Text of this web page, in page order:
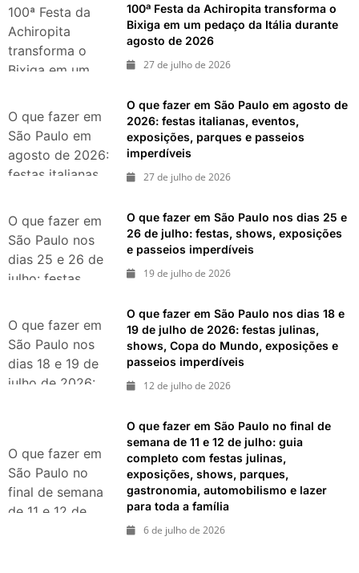
dias 8 e 9 de
agosto de 2026
100ª Festa da
Achiropita
transforma o
Bixiga em um
durante agosto
de 2026
100ª Festa da Achiropita transforma o
Bixiga em um pedaço da Itália durante
agosto de 2026
27 de julho de 2026
O que fazer em
São Paulo em
agosto de 2026:
festas italianas,
exposições,
parques e
passeios
imperdíveis
O que fazer em São Paulo em agosto de
2026: festas italianas, eventos,
exposições, parques e passeios
imperdíveis
27 de julho de 2026
O que fazer em
São Paulo nos
dias 25 e 26 de
julho: festas,
exposições e
passeios
imperdíveis
O que fazer em São Paulo nos dias 25 e
26 de julho: festas, shows, exposições
e passeios imperdíveis
19 de julho de 2026
O que fazer em
São Paulo nos
dias 18 e 19 de
julho de 2026:
exposições e
passeios
imperdíveis
O que fazer em São Paulo nos dias 18 e
19 de julho de 2026: festas julinas,
shows, Copa do Mundo, exposições e
passeios imperdíveis
12 de julho de 2026
O que fazer em
São Paulo no
final de semana
de 11 e 12 de
O que fazer em São Paulo no final de
semana de 11 e 12 de julho: guia
completo com festas julinas,
exposições, shows, parques,
gastronomia, automobilismo e lazer
para toda a família
6 de julho de 2026